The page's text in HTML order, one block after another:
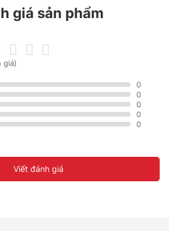
giá sản phẩm
giá)
0
0
0
0
0
Viết đánh giá